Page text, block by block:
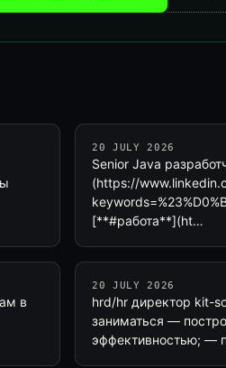
20 JULY 2026
Senior Java
(https://
[**#работа**](ht…
в
20 JULY 2026
hrd/hr директор kit-
заниматься —
эффективностью; —